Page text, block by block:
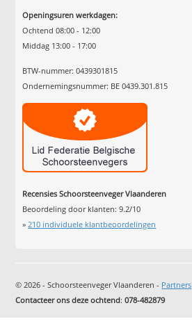
Openingsuren werkdagen:
Ochtend 08:00 - 12:00
Middag 13:00 - 17:00
BTW-nummer: 0439301815
Ondernemingsnummer: BE 0439.301.815
Recensies Schoorsteenveger Vlaanderen
Beoordeling door klanten:9.2/10
»210 individuele klantbeoordelingen
© 2026 - Schoorsteenveger Vlaanderen - Partners
Contacteer ons deze ochtend:078-482879